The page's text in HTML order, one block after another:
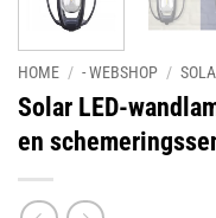
HOME / - WEBSHOP /
Solar LED-
en